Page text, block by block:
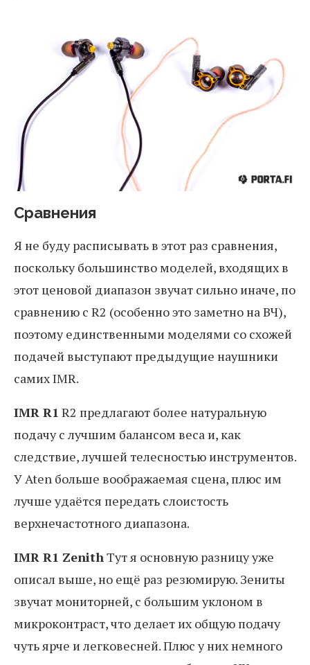
Сравнения
Я не буду расписывать в этот раз сравнения,
поскольку большинство моделей, входящих в
этот ценовой диапазон звучат сильно иначе, по
сравнению с R2 (особенно это заметно на ВЧ),
поэтому единственными моделями со схожей
подачей выступают предыдущие наушники
самих IMR.
IMR R1 R2 предлагают более натуральную
подачу с лучшим балансом веса и, как
следствие, лучшей телесностью инструментов.
У Aten больше воображаемая сцена, плюс им
лучше удаётся передать слоистость
верхнечастотного диапазона.
IMR R1 ZenithТут я основную разницу уже
описал выше, но ещё раз резюмирую. Зениты
звучат мониторней, с большим уклоном в
микроконтраст, что делает их общую подачу
чуть ярче и легковесней. Плюс у них немного